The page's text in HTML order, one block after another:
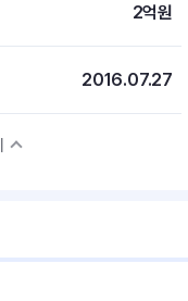
2억원
2016.07.27